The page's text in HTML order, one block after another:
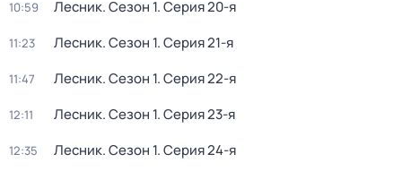
10:59 Лесник. Сезон 1. Серия 20-я
11:23 Лесник. Сезон 1. Серия 21-я
11:47 Лесник. Сезон 1. Серия 22-я
12:11 Лесник. Сезон 1. Серия 23-я
12:35 Лесник. Сезон 1. Серия 24-я